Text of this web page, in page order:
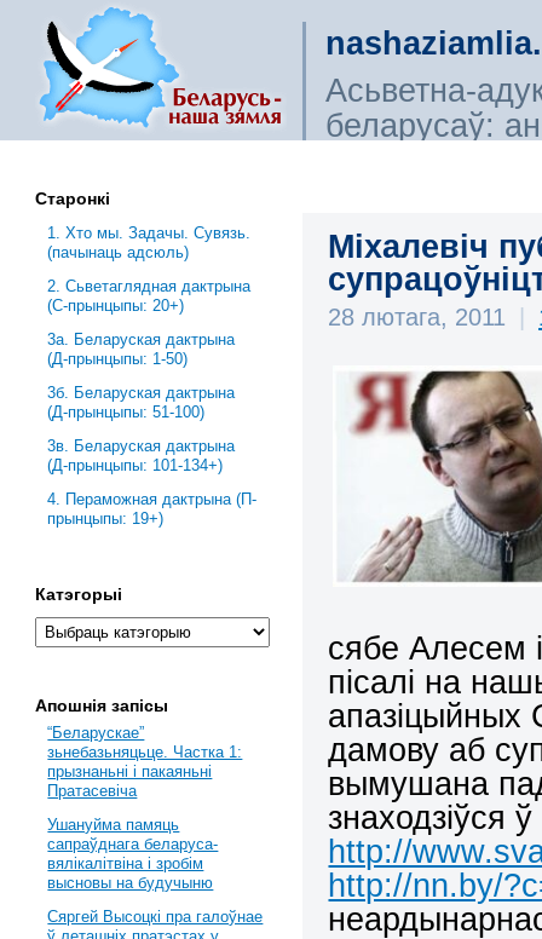
Асьветна-
беларусаў:
Міхалевіч
28 лютага, 2011 |
сябе Алесем
пісалі на
апазіцыйных
дамову аб
вымушана
знаходзіўся
http://
http://nn.by/
Старонкі
1. Хто мы. Задачы. Сувязь.
(пачынаць адсюль)
2. Сьветаглядная дактрына
(С-прынцыпы: 20+)
3a. Беларуская дактрына
(Д-прынцыпы: 1-50)
3б. Беларуская дактрына
(Д-прынцыпы: 51-100)
3в. Беларуская дактрына
(Д-прынцыпы: 101-134+)
4. Пераможная дактрына (П-
прынцыпы: 19+)
Катэгорыі
Апошнія запісы
“Беларускае”
зьнебазьняцьце. Частка 1:
прызнаньні і пакаяньні
Пратасевіча
Ушануйма памяць
сапраўднага беларуса-
вялікалітвіна і зробім
высновы на будучыню
Сяргей Высоцкі пра галоўнае